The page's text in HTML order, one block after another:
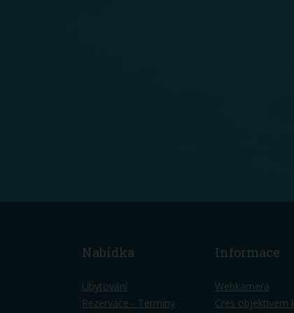
Nabídka
Ubytování
Rezervace - Termíny
Informace
Webkamera
Cres objektivem